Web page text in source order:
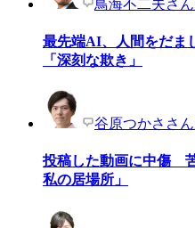
鳥海不二夫さ
最先端AI、人間をだま
「深刻な欺き」
谷原つかささ
投稿した動画に中傷
私の居場所」